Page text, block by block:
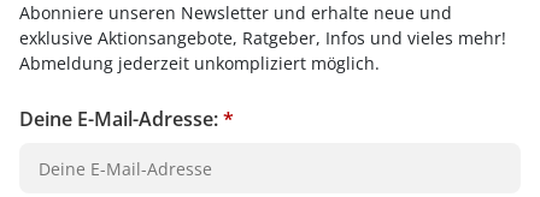
Abonniere unseren Newsletter und erhalte neue und
exklusive Aktionsangebote, Ratgeber, Infos und vieles mehr!
Abmeldung jederzeit unkompliziert möglich.
Deine E-Mail-Adresse:*